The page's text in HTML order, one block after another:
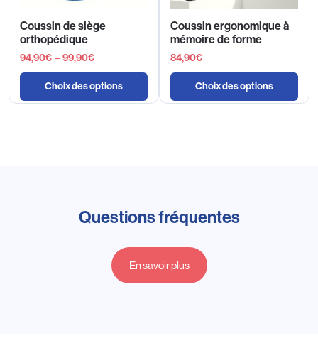
Coussin de siège
orthopédique
94,90€ – 99,90€
Choix des options
Coussin ergonomique à
mémoire de forme
84,90€
Choix des options
Questions fréquentes
En savoir plus